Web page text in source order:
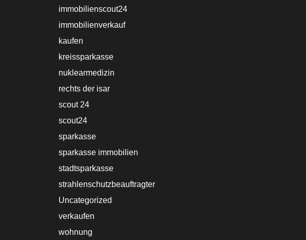
immobilienscout24
immobilienverkauf
kaufen
kreissparkasse
nuklearmedizin
rechts der isar
scout 24
scout24
sparkasse
sparkasse immobilien
stadtsparkasse
strahlenschutzbeauftragter
Uncategorized
verkaufen
wohnung